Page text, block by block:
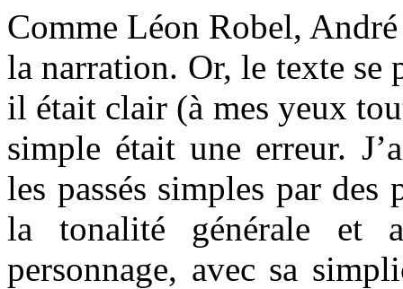
Comme Léon Robel,
la narration. Or, le texte se
il était clair (à mes yeux
simple était une erreur.
les passés simples par des
la tonalité générale et
personnage, avec sa